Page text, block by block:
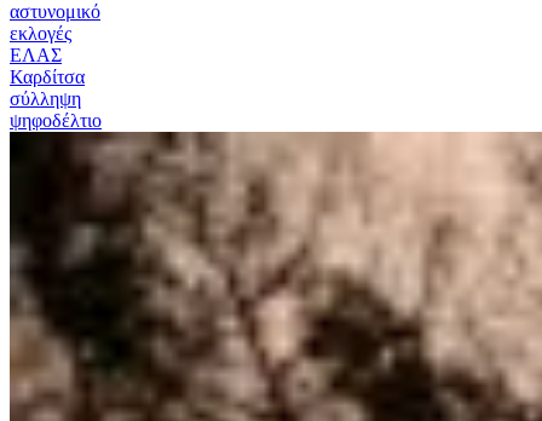
αστυνομικό
εκλογές
ΕΛΑΣ
Καρδίτσα
σύλληψη
ψηφοδέλτιο